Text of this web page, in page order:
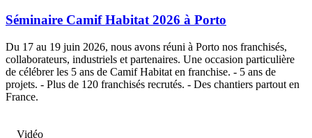
Séminaire Camif Habitat 2026 à Porto
Du 17 au 19 juin 2026, nous avons réuni à Porto nos franchisés,
collaborateurs, industriels et partenaires. Une occasion particulière
de célébrer les 5 ans de Camif Habitat en franchise. - 5 ans de
projets. - Plus de 120 franchisés recrutés. - Des chantiers partout en
France.
Vidéo